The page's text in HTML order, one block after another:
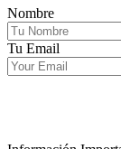
Nombre
Tu Email